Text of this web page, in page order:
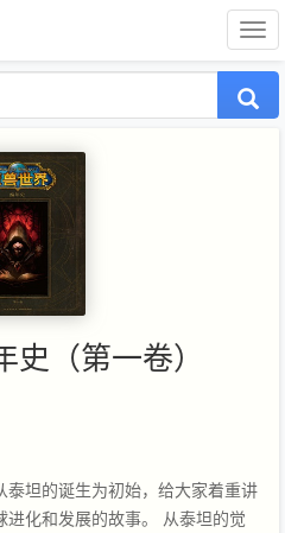
（第一卷）
泰坦的诞生为初始，给大家着重讲
化和发展的故事。 从泰坦的觉